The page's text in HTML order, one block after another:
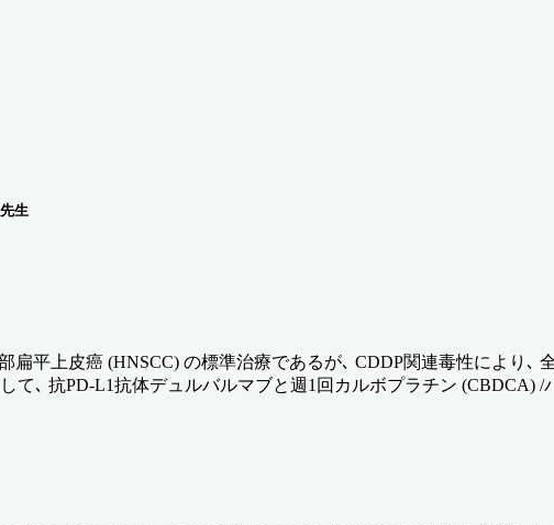
生
扁平上皮癌 (HNSCC) の標準治療であるが､ CDDP関連毒性により､
て､ 抗PD-L1抗体デュルバルマブと週1回カルボプラチン (CBDCA)